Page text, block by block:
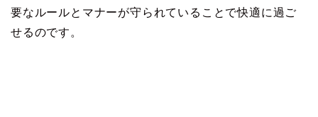
要なルールとマナーが守られていることで快適に過ご
せるのです。